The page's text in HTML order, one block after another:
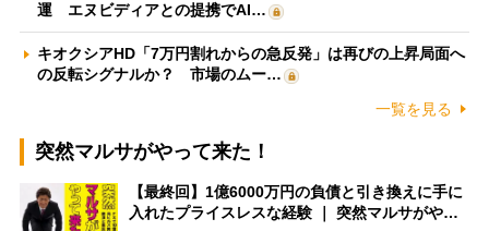
運 エヌビディアとの提携でAI…
キオクシアHD「7万円割れからの急反発」は再びの上昇局面へ
の反転シグナルか？ 市場のムー…
一覧を見る
突然マルサがやって来た！
【最終回】1億6000万円の負債と引き換えに手に
入れたプライスレスな経験 ｜ 突然マルサがや…